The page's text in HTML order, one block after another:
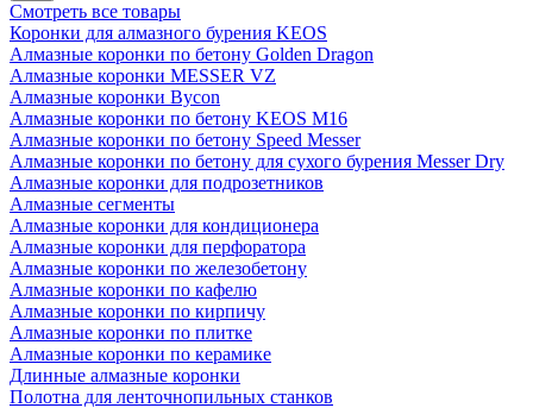
Смотреть все товары
Коронки для алмазного бурения KEOS
Алмазные коронки по бетону Golden Dragon
Алмазные коронки MESSER VZ
Алмазные коронки Bycon
Алмазные коронки по бетону KEOS M16
Алмазные коронки по бетону Speed Messer
Алмазные коронки по бетону для сухого бурения Messer Dry
Алмазные коронки для подрозетников
Алмазные сегменты
Алмазные коронки для кондиционера
Алмазные коронки для перфоратора
Алмазные коронки по железобетону
Алмазные коронки по кафелю
Алмазные коронки по кирпичу
Алмазные коронки по плитке
Алмазные коронки по керамике
Длинные алмазные коронки
Полотна для ленточнопильных станков